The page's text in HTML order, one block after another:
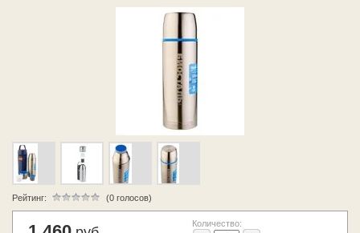
Рейтинг: (0 голосов)
Количество: